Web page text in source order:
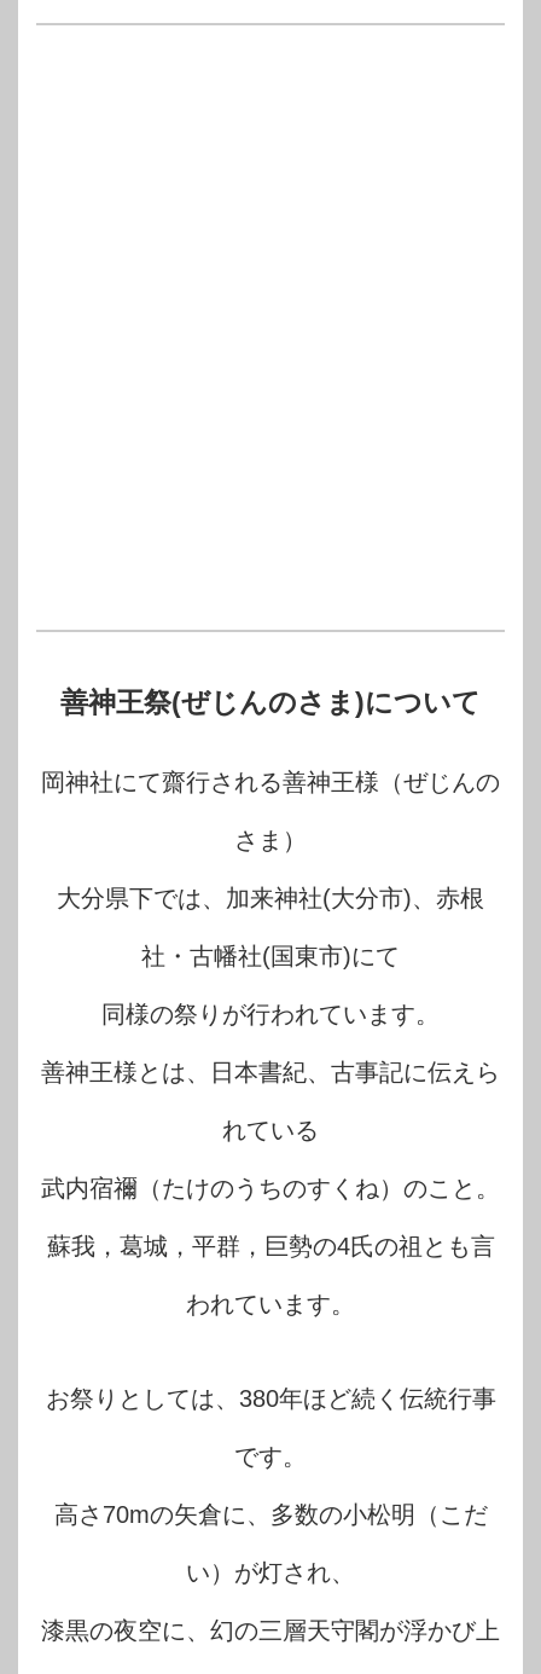
善神王祭(ぜじんのさま)について
岡神社にて齋行される善神王様（ぜじんの
さま）
大分県下では、加来神社(大分市)、赤根
社・古幡社(国東市)にて
同様の祭りが行われています。
善神王様とは、日本書紀、古事記に伝えら
れている
武内宿禰（たけのうちのすくね）のこと。
蘇我，葛城，平群，巨勢の4氏の祖とも言
われています。
お祭りとしては、380年ほど続く伝統行事
です。
高さ70mの矢倉に、多数の小松明（こだ
い）が灯され、
漆黒の夜空に、幻の三層天守閣が浮かび上